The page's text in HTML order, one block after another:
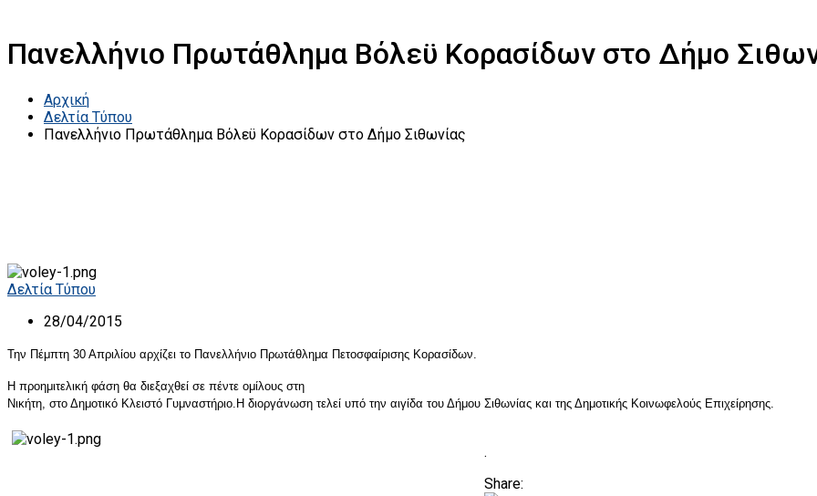
Πανελλήνιο Πρωτάθλημα Βόλεϋ Κορασίδων στο Δήμο
Αρχική
Δελτία Τύπου
Πανελλήνιο Πρωτάθλημα Βόλεϋ Κορασίδων στο Δήμο Σιθωνίας
Δελτία Τύπου
28/04/2015
Την Πέμπτη 30 Απριλίου αρχίζει το Πανελλήνιο Πρωτάθλημα Πετοσφαίρισης Κορασίδων.
Η προημιτελική φάση θα διεξαχθεί σε πέντε ομίλους στη
Νικήτη, στο Δημοτικό Κλειστό Γυμναστήριο.Η διοργάνωση τελεί υπό την αιγίδα του Δήμου Σιθωνίας και της Δημοτικής Κοινωφελούς Επιχείρησης.
.
Share: